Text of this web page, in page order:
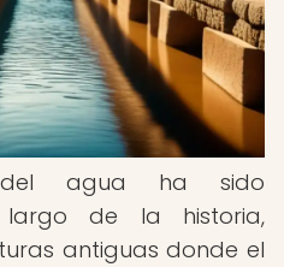
del agua ha sido
de la historia,
antiguas donde el